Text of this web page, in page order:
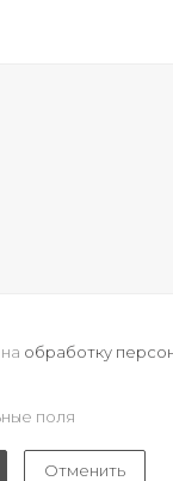
обработку
поля
Отменить